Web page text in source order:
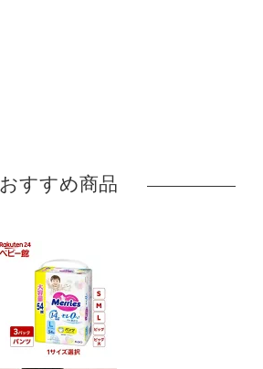
おすすめ商品